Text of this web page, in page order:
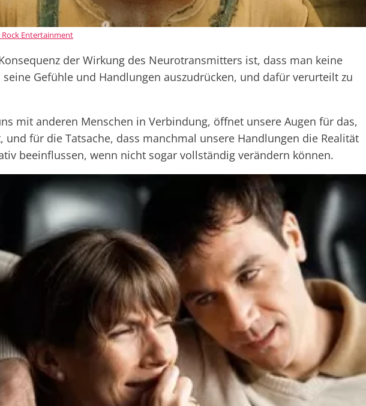
Rock Entertainment
der Wirkung des Neurotransmitters ist, dass man keine
Gefühle und Handlungen auszudrücken, und dafür verurteilt zu
mit anderen Menschen in Verbindung, öffnet unsere Augen für das,
und für die Tatsache, dass manchmal unsere Handlungen die Realität
beeinflussen, wenn nicht sogar vollständig verändern können.